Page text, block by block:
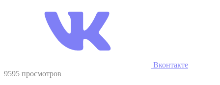
Вконтакте
9595 просмотров